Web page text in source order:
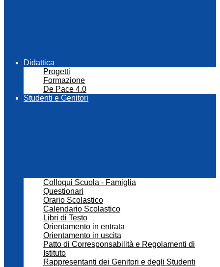
Didattica
Progetti
Formazione
De Pace 4.0
Studenti e Genitori
Colloqui Scuola - Famiglia
Questionari
Orario Scolastico
Calendario Scolastico
Libri di Testo
Orientamento in entrata
Orientamento in uscita
Patto di Corresponsabilità e Regolamenti di
Istituto
Rappresentanti dei Genitori e degli Studenti